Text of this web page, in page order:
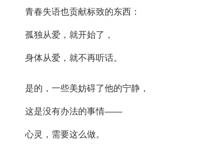
青春失语也贡献标致的东西：
孤独从爱，就开始了，
身体从爱，就不再听话。
是的，一些美妨碍了他的宁静，
这是没有办法的事情——
心灵，需要这么做。